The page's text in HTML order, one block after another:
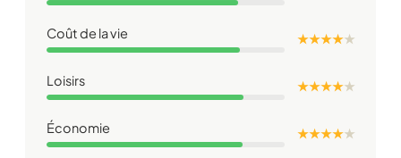
Coût de la vie ★ ★ ★ ★★
Loisirs ★ ★ ★ ★★
Économie ★ ★ ★ ★★